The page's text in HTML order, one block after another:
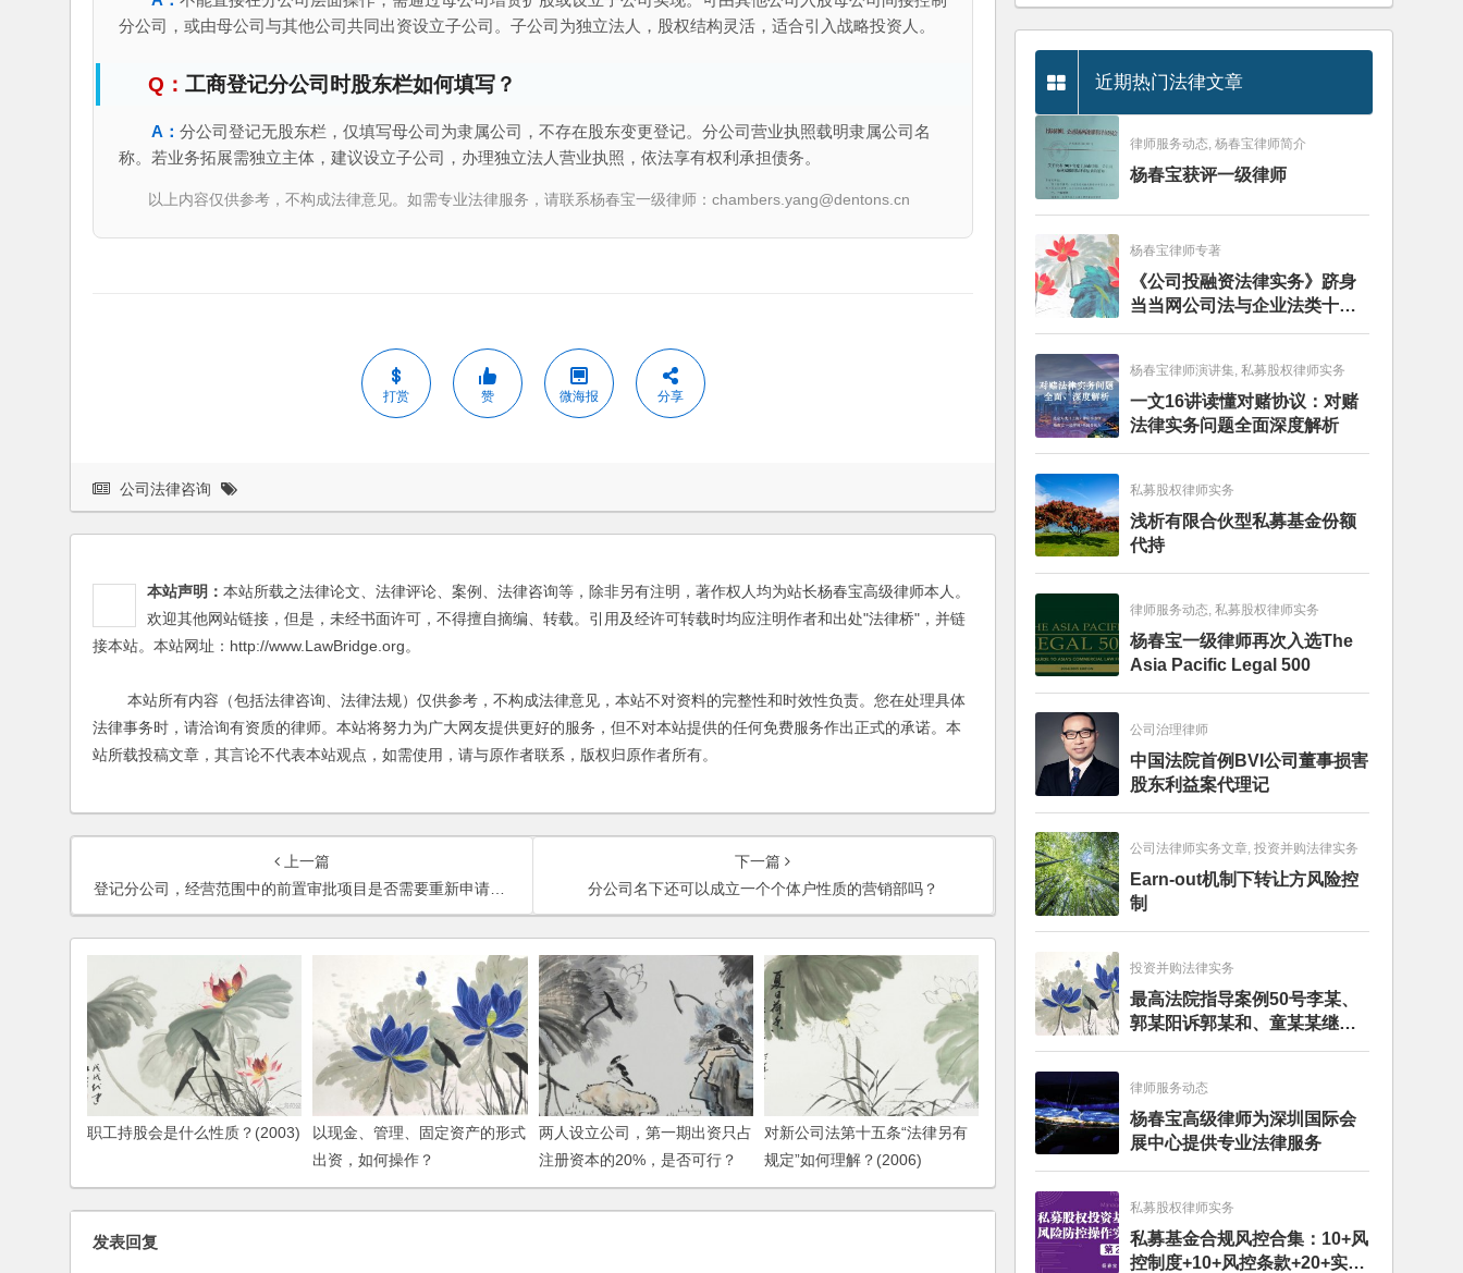
分公司，或由母公司与其他公司共同出资设立子公司。子公司为独立法人，股权结构灵活，适合引入战略投资人。
工商登记分公司时股东栏如何填写？
分公司登记无股东栏，仅填写母公司为隶属公司，不存在股东变更登记。分公司营业执照载明隶属公司名
称。若业务拓展需独立主体，建议设立子公司，办理独立法人营业执照，依法享有权利承担债务。
以上内容仅供参考，不构成法律意见。如需专业法律服务，请联系杨春宝一级律师：chambers.yang@dentons.cn
打赏 赞 微海报 分享
公司法律咨询
本站声明： 本站所载之法律论文、法律评论、案例、法律咨询等，除非另有注明，著作权人均为站长杨春宝高级律师本人。
欢迎其他网站链接，但是，未经书面许可，不得擅自摘编、转载。引用及经许可转载时均应注明作者和出处"法律桥"，并链
接本站。本站网址：http://www.LawBridge.org。
本站所有内容（包括法律咨询、法律法规）仅供参考，不构成法律意见，本站不对资料的完整性和时效性负责。您在处理具体
法律事务时，请洽询有资质的律师。本站将努力为广大网友提供更好的服务，但不对本站提供的任何免费服务作出正式的承诺。本
站所载投稿文章，其言论不代表本站观点，如需使用，请与原作者联系，版权归原作者所有。
上一篇
登记分公司，经营范围中的前置审批项目是否需要重新申请？(2006)
下一篇
分公司名下还可以成立一个个体户性质的营销部吗？
职工持股会是什么性质？(2003)
以现金、管理、固定资产的形式
出资，如何操作？
两人设立公司，第一期出资只占
注册资本的20%，是否可行？
对新公司法第十五条“法律另有
规定”如何理解？(2006)
发表回复
近期热门法律文章
律师服务动态, 杨春宝律师简介
杨春宝获评一级律师
杨春宝律师专著
《公司投融资法律实务》跻身
当当网公司法与企业法类十大
畅销图书榜
杨春宝律师演讲集, 私募股权律师实务
一文16讲读懂对赌协议：对赌
法律实务问题全面深度解析
私募股权律师实务
浅析有限合伙型私募基金份额
代持
律师服务动态, 私募股权律师实务
杨春宝一级律师再次入选The
Asia Pacific Legal 500
公司治理律师
中国法院首例BVI公司董事损害
股东利益案代理记
公司法律师实务文章, 投资并购法律实务
Earn-out机制下转让方风险控
制
投资并购法律实务
最高法院指导案例50号李某、
郭某阳诉郭某和、童某某继承
纠纷案
律师服务动态
杨春宝高级律师为深圳国际会
展中心提供专业法律服务
私募股权律师实务
私募基金合规风控合集：10+风
控制度+10+风控条款+20+实务